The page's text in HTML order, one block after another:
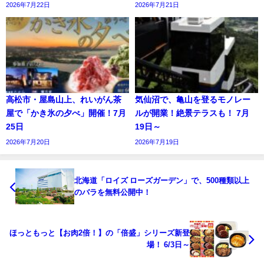
2026年7月22日 2026年7月21日
高松市・屋島山上、れいがん茶
屋で「かき氷の夕べ」開催！7月
25日
2026年7月20日
気仙沼で、亀山を登るモノレー
ルが開業！絶景テラスも！ 7月
19日～
2026年7月19日
北海道「ロイズ ローズガーデン」で、500種類以上
のバラを無料公開中！
ほっともっと【お肉2倍！】の「倍盛」シリーズ新登
場！ 6/3日～